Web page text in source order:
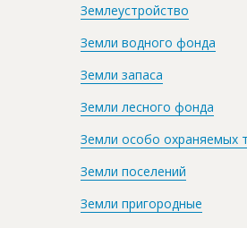
Землеустройство
Земли водного фонда
Земли запаса
Земли лесного фонда
Земли особо охраняемых
Земли поселений
Земли пригородные